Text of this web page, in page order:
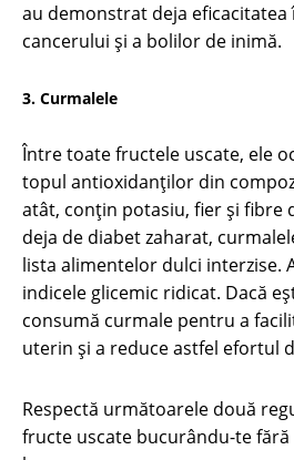
au demonstrat deja eficacitatea
cancerului și a bolilor de inimă.
3. Curmalele
Între toate fructele uscate, ele
topul antioxidanților din
atât, conțin potasiu, fier și fibre
deja de diabet zaharat,
lista alimentelor dulci interzise.
indicele glicemic ridicat. Dacă
consumă curmale pentru a
uterin și a reduce astfel efortul
Respectă următoarele două
fructe uscate bucurându-te